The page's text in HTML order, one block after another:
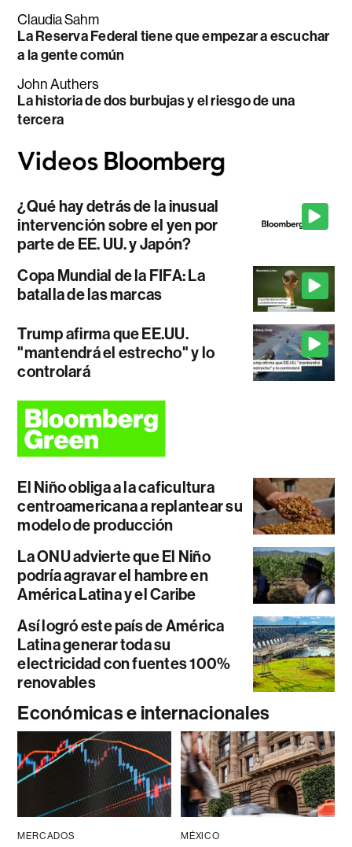
Claudia Sahm
La Reserva Federal tiene que empezar a escuchar
a la gente común
John Authers
La historia de dos burbujas y el riesgo de una
tercera
¿Qué hay detrás de la inusual
intervención sobre el yen por
parte de EE. UU. y Japón?
Copa Mundial de la FIFA: La
batalla de las marcas
Trump afirma que EE.UU.
"mantendrá el estrecho" y lo
controlará
El Niño obliga a la caficultura
centroamericana a replantear su
modelo de producción
La ONU advierte que El Niño
podría agravar el hambre en
América Latina y el Caribe
Así logró este país de América
Latina generar toda su
electricidad con fuentes 100%
renovables
Económicas e internacionales
MERCADOS MÉXICO